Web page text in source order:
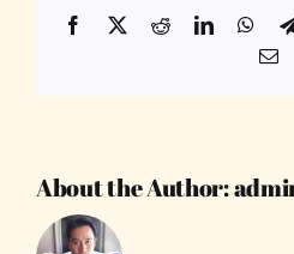
Facebook
X RedditLinkedIn
About the Author: